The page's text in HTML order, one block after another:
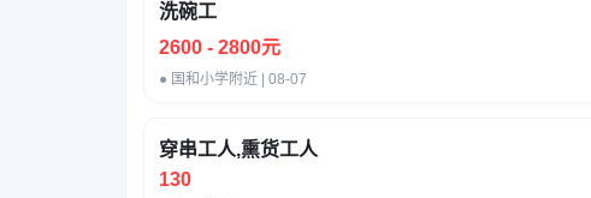
洗碗工
2600 - 2800元
● 国和小学附近 | 08-07
穿串工人,熏货工人
130